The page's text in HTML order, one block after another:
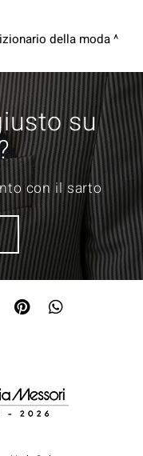
della moda
su
con il sarto